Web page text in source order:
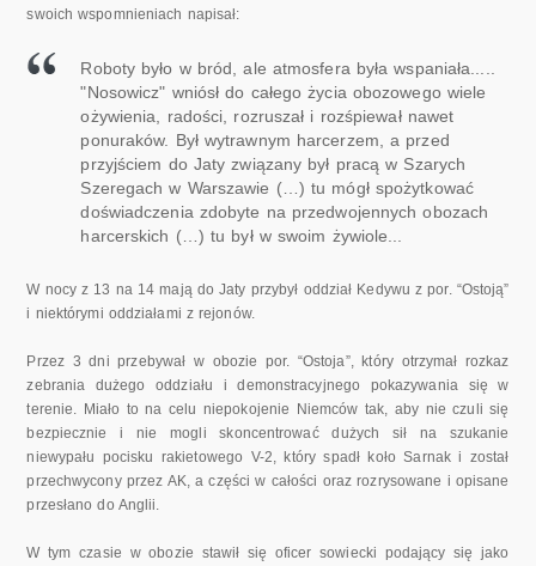
swoich wspomnieniach napisał:
Roboty było w bród, ale atmosfera była wspaniała.....
"Nosowicz" wniósł do całego życia obozowego wiele
ożywienia, radości, rozruszał i rozśpiewał nawet
ponuraków. Był wytrawnym harcerzem, a przed
przyjściem do Jaty związany był pracą w Szarych
Szeregach w Warszawie (…) tu mógł spożytkować
doświadczenia zdobyte na przedwojennych obozach
harcerskich (…) tu był w swoim żywiole...
W nocy z 13 na 14 mają do Jaty przybył oddział Kedywu z por. “Ostoją”
i niektórymi oddziałami z rejonów.
Przez 3 dni przebywał w obozie por. “Ostoja”, który otrzymał rozkaz
zebrania dużego oddziału i demonstracyjnego pokazywania się w
terenie. Miało to na celu niepokojenie Niemców tak, aby nie czuli się
bezpiecznie i nie mogli skoncentrować dużych sił na szukanie
niewypału pocisku rakietowego V-2, który spadł koło Sarnak i został
przechwycony przez AK, a części w całości oraz rozrysowane i opisane
przesłano do Anglii.
W tym czasie w obozie stawił się oficer sowiecki podający się jako